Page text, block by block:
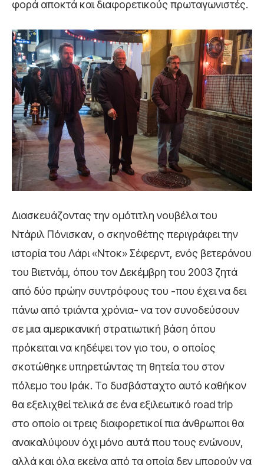
φορά αποκτά και διαφορετικούς πρωταγωνιστές.
Διασκευάζοντας την ομότιτλη νουβέλα του
Ντάριλ Πόνισκαν, ο σκηνοθέτης περιγράφει την
ιστορία του Λάρι «Ντοκ» Σέφερντ, ενός βετεράνου
του Βιετνάμ, όπου τον Δεκέμβρη του 2003 ζητά
από δύο πρώην συντρόφους του -που έχει να δει
πάνω από τριάντα χρόνια- να τον συνοδεύσουν
σε μια αμερικανική στρατιωτική βάση όπου
πρόκειται να κηδέψει τον γιο του, ο οποίος
σκοτώθηκε υπηρετώντας τη θητεία του στον
πόλεμο του Ιράκ. Το δυσβάσταχτο αυτό καθήκον
θα εξελιχθεί τελικά σε ένα εξιλεωτικό road trip
στο οποίο οι τρεις διαφορετικοί πια άνθρωποι θα
ανακαλύψουν όχι μόνο αυτά που τους ενώνουν,
αλλά και όλα εκείνα από τα οποία δεν μπορούν να